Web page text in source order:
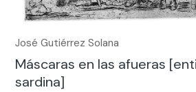
José Gutiérrez Solana
Máscaras en las afueras
sardina]